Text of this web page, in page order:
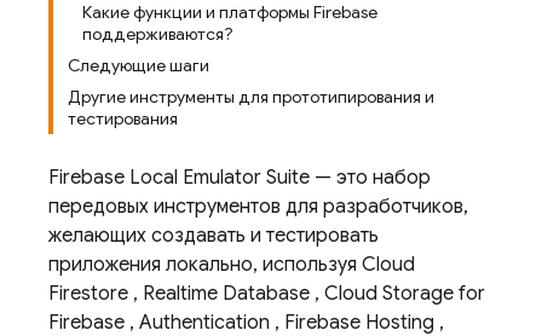
Какие функции и платформы Firebase
поддерживаются?
Следующие шаги
Другие инструменты для прототипирования и
тестирования
Firebase Local Emulator Suite — это набор
передовых инструментов для разработчиков,
желающих создавать и тестировать
приложения локально, используя Cloud
Firestore , Realtime Database , Cloud Storage for
Firebase , Authentication , Firebase Hosting ,